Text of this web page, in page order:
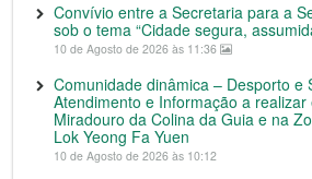
Convívio entre a Secretaria para a
sob o tema “Cidade segura,
10 de Agosto de 2026 às 11:36
Comunidade dinâmica – Desporto e
Atendimento e Informação a realizar
Miradouro da Colina da Guia e na
Lok Yeong Fa Yuen
10 de Agosto de 2026 às 10:12